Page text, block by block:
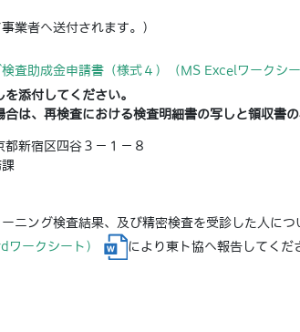
業者へ送付されます。）
査助成金申請書（様式４）（MS Excelワークシー
添付してください。
は、再検査における検査明細書の写しと領収書の
新宿区四谷３－１－８
ニング検査結果、及び精密検査を受診した人につ
ークシート）
により東ト協へ報告してくだ